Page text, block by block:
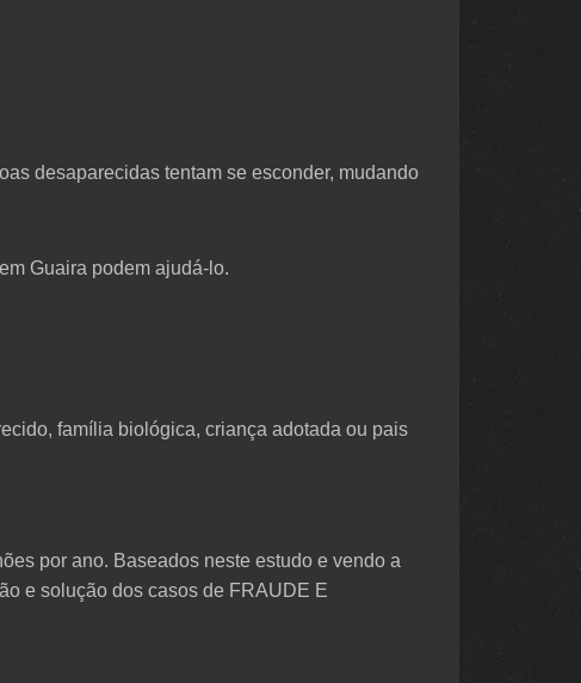
desaparecidas tentam se esconder, mudando
Guaira podem ajudá-lo.
família biológica, criança adotada ou pais
por ano. Baseados neste estudo e vendo a
e solução dos casos de FRAUDE E